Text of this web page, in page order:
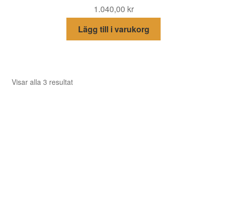
1.040,00 kr
Lägg till i varukorg
Visar alla 3 resultatSortera